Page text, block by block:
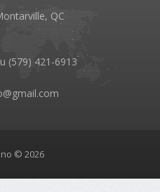
QC
(579) 421-6913
© 2026